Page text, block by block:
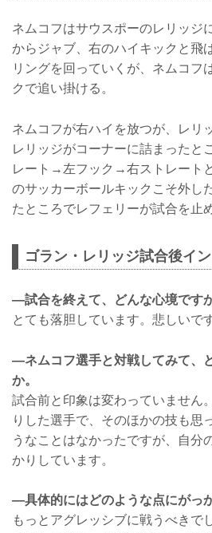
ネムコフはサウスポーのレリッジ
からジャブ、右のハイキックと飛
リングを回っていくが、ネムコフ
クで追い掛ける。
ネムコフが右ハイを放つが、レリ
レリッジがコーナーに詰まったと
レート→左フック→右ストレート
のサッカーボールキックこそ外し
たところでレフェリーが試合を止
ゴラン・レリッジ試合後イ
―試合を終えて、どんな心境ですか
とても落胆しています。悲しいです
―ネムコフ選手と対戦してみて、
か。
試合前と印象は変わっていません
りした選手で、そのほかの技も思
うなことはなかったですが、自分
かりしています。
―具体的にはどのような点にがっ
もっとアグレッシブに戦うべきで